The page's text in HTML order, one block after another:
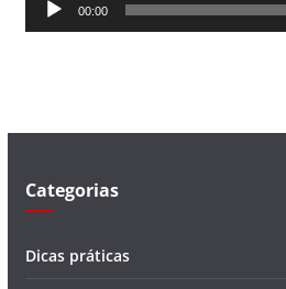
00:00
Categorias
Dicas práticas